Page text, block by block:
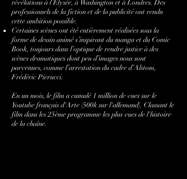
révélations à l’Elysée, à Washington et à Londres. Des
professionnels de la fiction et de la publicité ont rendu
cette ambition possible.
Certaines scènes ont été entièrement réalisées sous la
forme de dessin animé s’inspirant du manga et du Comic
Book, toujours dans l’optique de rendre justice à des
scènes dramatiques dont peu d’images nous sont
parvenues, comme l’arrestation du cadre d’Alstom,
Frédéric Pierucci.
En un mois, le film a cumulé 1 million de vues sur le
Youtube français d'Arte (500k sur l'allemand). Classant le
film dans les 25ème programme les plus vues de l'histoire
de la chaîne.